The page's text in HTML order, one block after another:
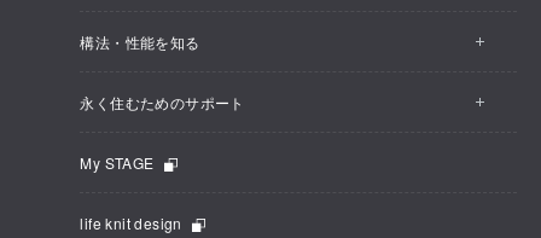
構法・性能を知る
永く住むためのサポート
My STAGE
life knit design